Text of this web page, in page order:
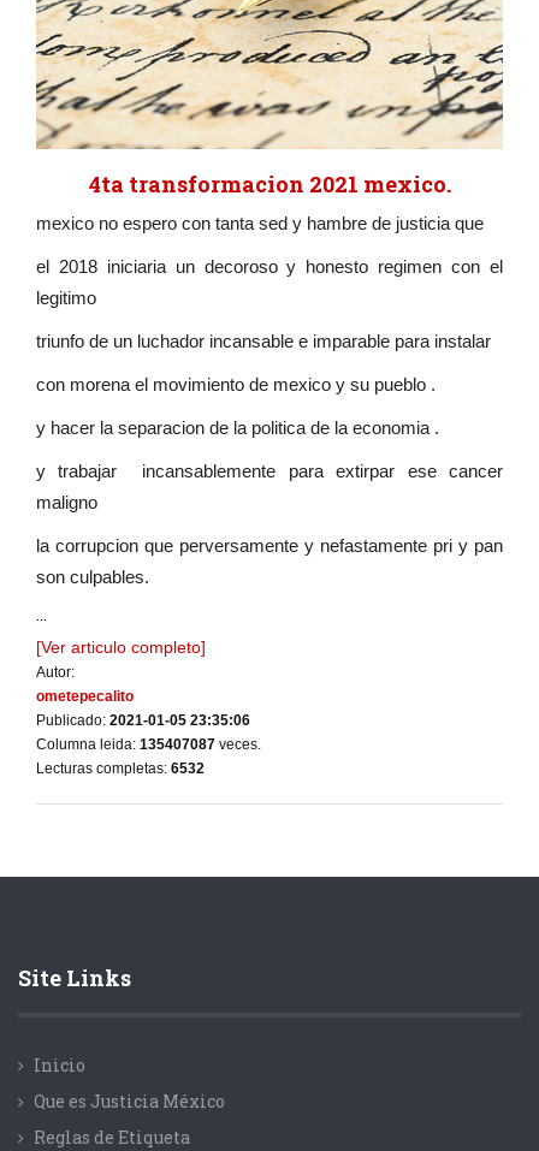
4ta transformacion 2021 mexico.
mexico no espero con tanta sed y hambre de justicia que
el 2018 iniciaria un decoroso y honesto regimen con el
legitimo
triunfo de un luchador incansable e imparable para instalar
con morena el movimiento de mexico y su pueblo .
y hacer la separacion de la politica de la economia .
y trabajar incansablemente para extirpar ese cancer
maligno
la corrupcion que perversamente y nefastamente pri y pan
son culpables.
...
[Ver articulo completo]
Autor:
ometepecalito
Publicado: 2021-01-05 23:35:06
Columna leida: 135407087 veces.
Lecturas completas: 6532
Site Links
Inicio
Que es Justicia México
Reglas de Etiqueta